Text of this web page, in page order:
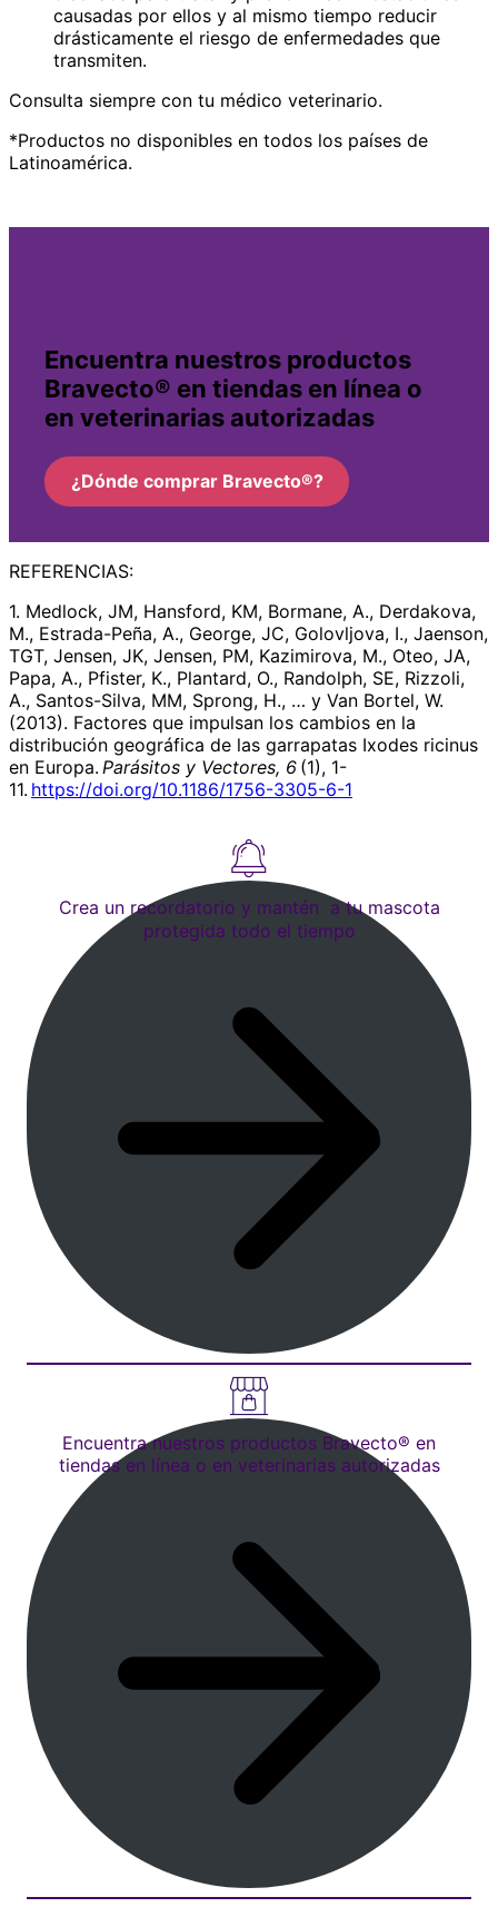
causadas por ellos y al mismo tiempo reducir
drásticamente el riesgo de enfermedades que
transmiten.
Consulta siempre con tu médico veterinario.
*Productos no disponibles en todos los países de
Latinoamérica.
Encuentra nuestros productos
Bravecto® en tiendas en línea o
en veterinarias autorizadas
¿Dónde comprar Bravecto®?
REFERENCIAS:
1. Medlock, JM, Hansford, KM, Bormane, A., Derdakova,
M., Estrada-Peña, A., George, JC, Golovljova, I., Jaenson,
TGT, Jensen, JK, Jensen, PM, Kazimirova, M., Oteo, JA,
Papa, A., Pfister, K., Plantard, O., Randolph, SE, Rizzoli,
A., Santos-Silva, MM, Sprong, H., … y Van Bortel, W.
(2013). Factores que impulsan los cambios en la
distribución geográfica de las garrapatas Ixodes ricinus
en Europa. Parásitos y Vectores, 6 (1), 1-
11. https://doi.org/10.1186/1756-3305-6-1
Crea un recordatorio y mantén a tu mascota
protegida todo el tiempo
Encuentra nuestros productos Bravecto® en
tiendas en línea o en veterinarias autorizadas